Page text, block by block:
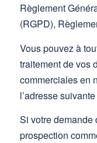
Règlement
(RGPD),
Vous pouvez à
traitement de vos
commerciales en
l’adresse suivante
Si votre demande
prospection